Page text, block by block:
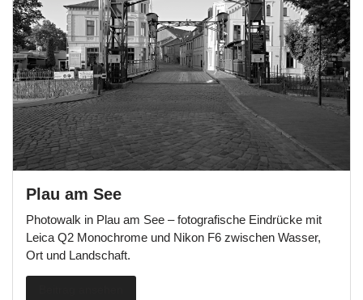
Plau am See
Photowalk in Plau am See – fotografische Eindrücke mit
Leica Q2 Monochrome und Nikon F6 zwischen Wasser,
Ort und Landschaft.